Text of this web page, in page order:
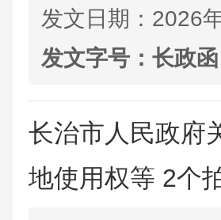
发文日期： 2026
发文字号： 长政
长治市人民政府
地使用权等 2个